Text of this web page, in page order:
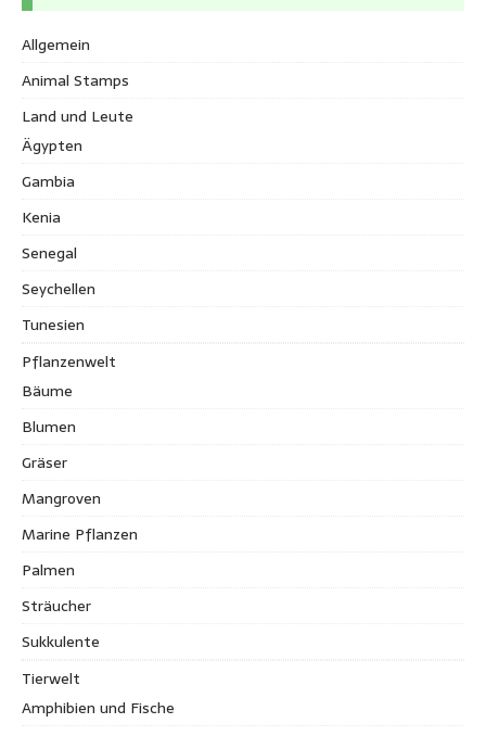
Allgemein
Animal Stamps
Land und Leute
Ägypten
Gambia
Kenia
Senegal
Seychellen
Tunesien
Pflanzenwelt
Bäume
Blumen
Gräser
Mangroven
Marine Pflanzen
Palmen
Sträucher
Sukkulente
Tierwelt
Amphibien und Fische